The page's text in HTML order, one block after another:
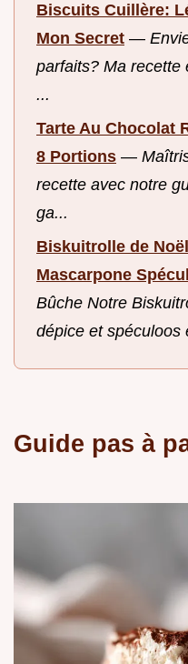
Biscuits Cuillère:
Mon Secret —
parfaits? Ma recette
...
Tarte Au Chocolat
8 Portions —
recette avec notre
ga...
Biskuitrolle de
Mascarpone
Bûche Notre
dépice et spéculoos
Guide pas à